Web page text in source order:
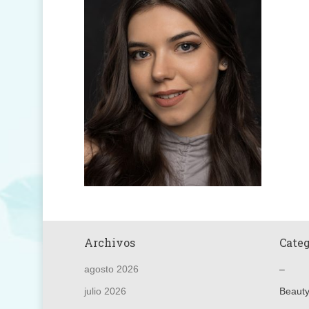
Archivos
agosto 2026
julio 2026
–
Beauty